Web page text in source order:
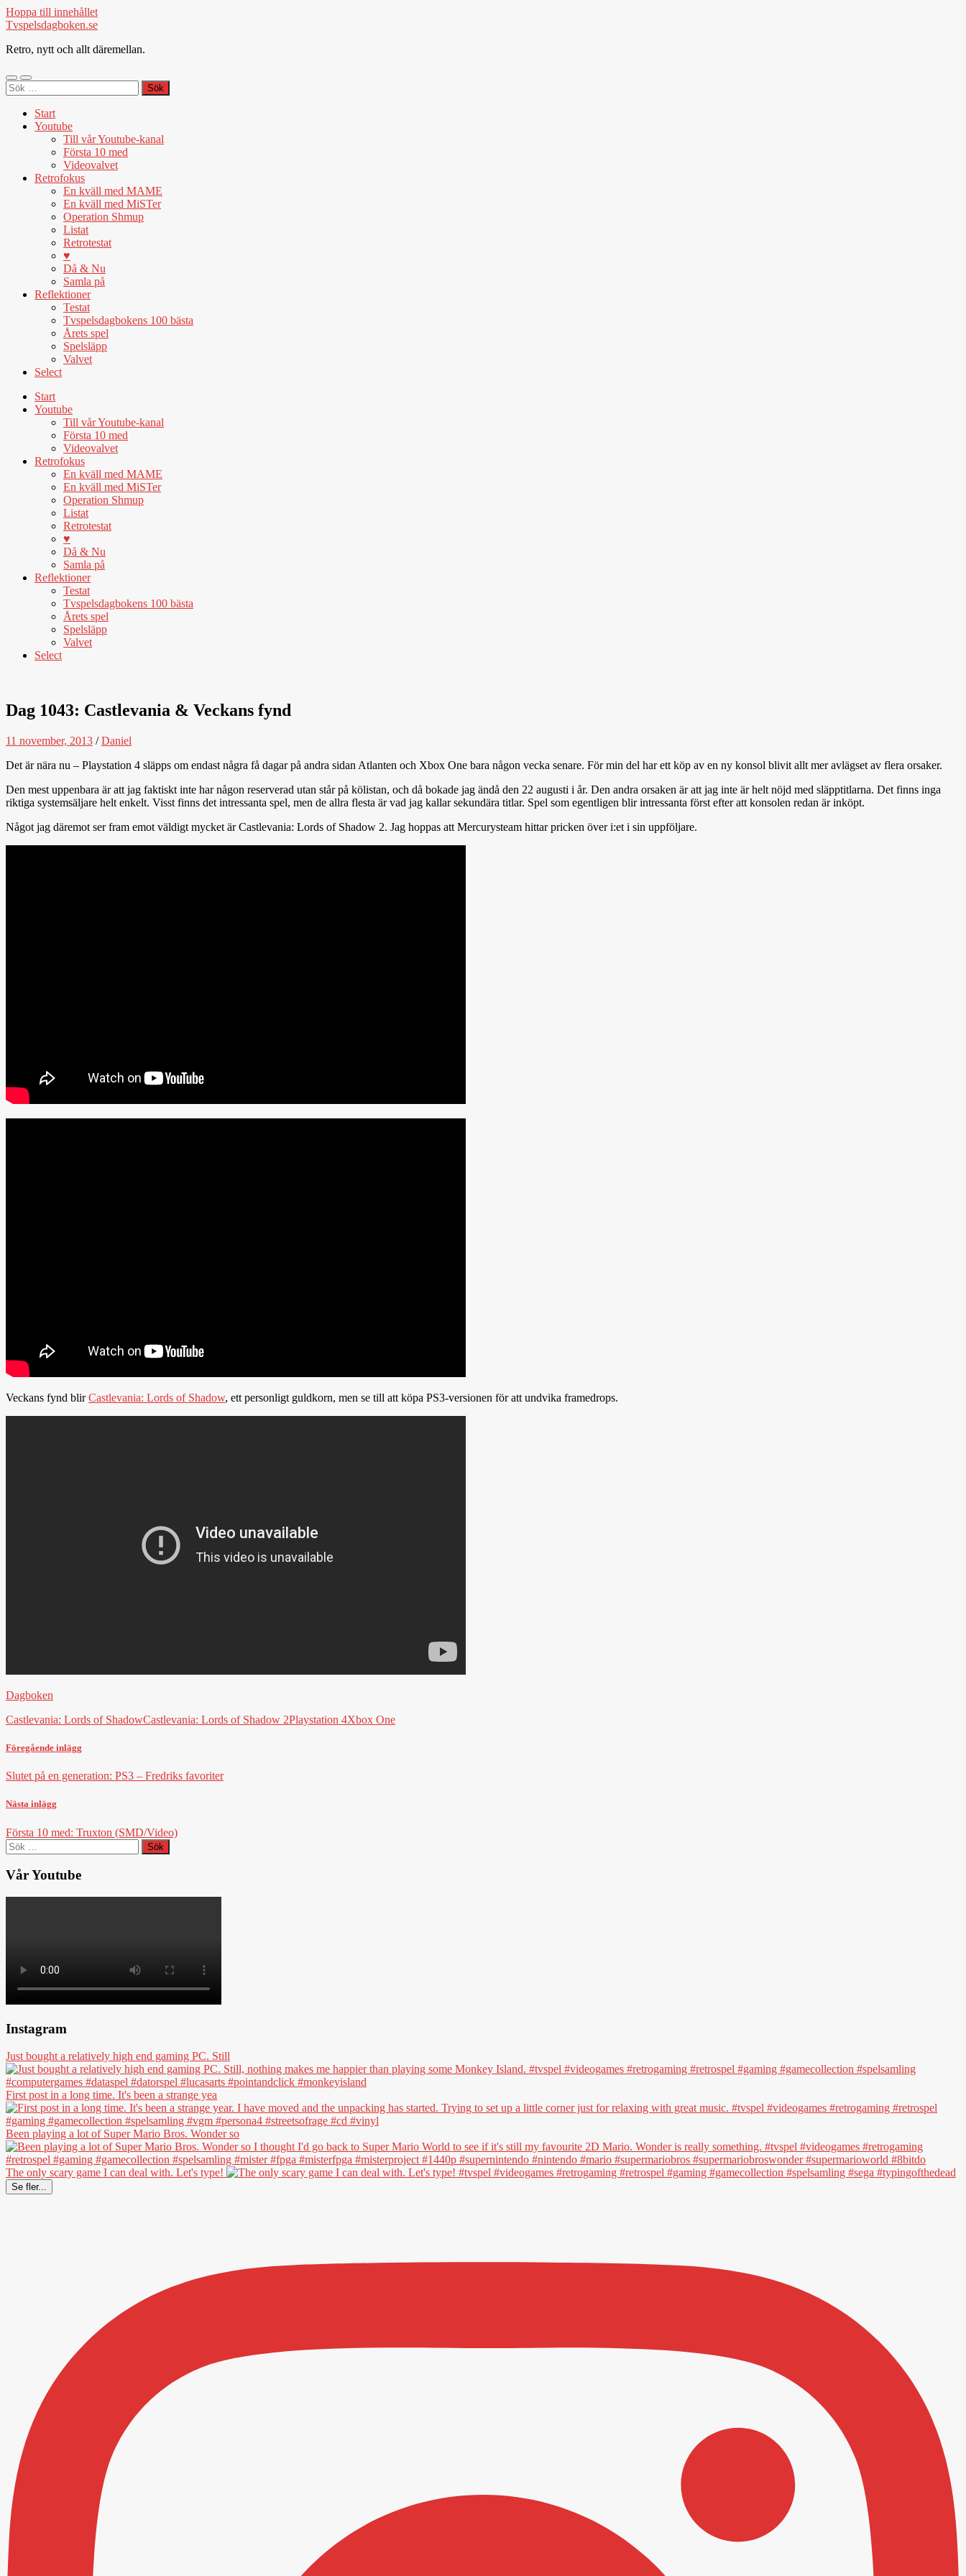
Hoppa till innehållet
Tvspelsdagboken.se
Retro, nytt och allt däremellan.
Slå
på/av
Slå
på/av
Sök
efter:
Start
Youtube
Till vår Youtube-kanal
Första 10 med
Videovalvet
Retrofokus
En kväll med MAME
En kväll med MiSTer
Operation Shmup
Listat
Retrotestat
♥
Då & Nu
Samla på
Reflektioner
Testat
Tvspelsdagbokens 100 bästa
Årets spel
Spelsläpp
Valvet
Select
Start
Youtube
Till vår Youtube-kanal
Första 10 med
Videovalvet
Retrofokus
En kväll med MAME
En kväll med MiSTer
Operation Shmup
Listat
Retrotestat
♥
Då & Nu
Samla på
Reflektioner
Testat
Tvspelsdagbokens 100 bästa
Årets spel
Spelsläpp
Valvet
Select
Dag 1043: Castlevania & Veckans fynd
11 november, 2013 /Daniel
Det är nära nu – Playstation 4 släpps om endast några få dagar på andra sidan Atlanten och Xbox One bara någon vecka senare. För min del har ett köp av en ny konsol blivit allt mer avlägset av flera orsaker.
Den mest uppenbara är att jag faktiskt inte har någon reserverad utan står på kölistan, och då bokade jag ändå den 22 augusti i år. Den andra orsaken är att jag inte är helt nöjd med släpptitlarna. Det finns inga
riktiga systemsäljare helt enkelt. Visst finns det intressanta spel, men de allra flesta är vad jag kallar sekundära titlar. Spel som egentligen blir intressanta först efter att konsolen redan är inköpt.
Något jag däremot ser fram emot väldigt mycket är Castlevania: Lords of Shadow 2. Jag hoppas att Mercurysteam hittar pricken över i:et i sin uppföljare.
Veckans fynd blirCastlevania: Lords of Shadow, ett personligt guldkorn, men se till att köpa PS3-versionen för att undvika framedrops.
Dagboken
Castlevania: Lords of ShadowCastlevania: Lords of Shadow 2Playstation 4Xbox One
Föregående inlägg
Slutet på en generation: PS3 – Fredriks favoriter
Nästa inlägg
Första 10 med: Truxton (SMD/Video)
Sök
efter:
Vår Youtube
Instagram
Just bought a relatively high end gaming PC. Still
First post in a long time. It's been a strange yea
Been playing a lot of Super Mario Bros. Wonder so
The only scary game I can deal with. Let's type!
Se fler...